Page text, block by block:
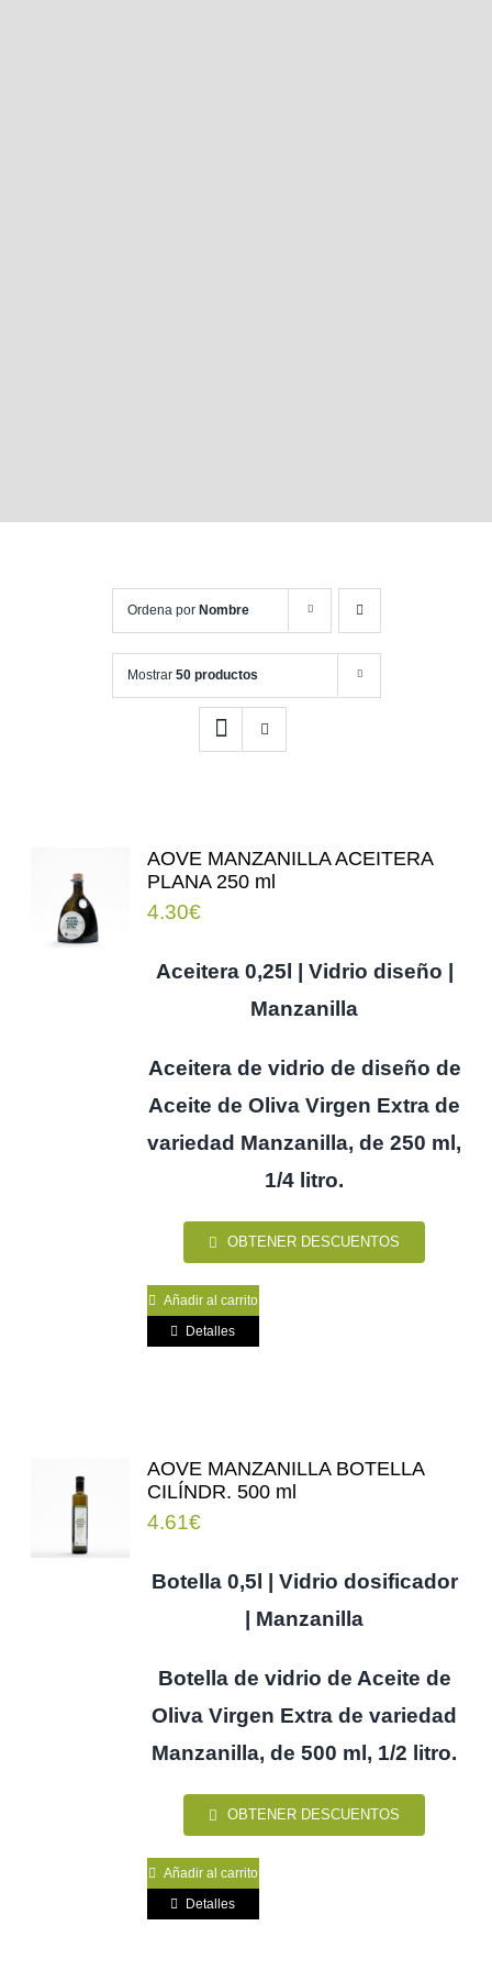
Ordena por Nombre
Mostrar 50 productos
AOVE MANZANILLA ACEITERA
PLANA 250 ml
4.30€
Aceitera 0,25l | Vidrio diseño |
Manzanilla
Aceitera de vidrio de diseño de
Aceite de Oliva Virgen Extra de
variedad Manzanilla, de 250 ml,
1/4 litro.
OBTENER DESCUENTOS
Añadir al carrito
Detalles
AOVE MANZANILLA BOTELLA
CILÍNDR. 500 ml
4.61€
Botella 0,5l | Vidrio dosificador
| Manzanilla
Botella de vidrio de Aceite de
Oliva Virgen Extra de variedad
Manzanilla, de 500 ml, 1/2 litro.
OBTENER DESCUENTOS
Añadir al carrito
Detalles